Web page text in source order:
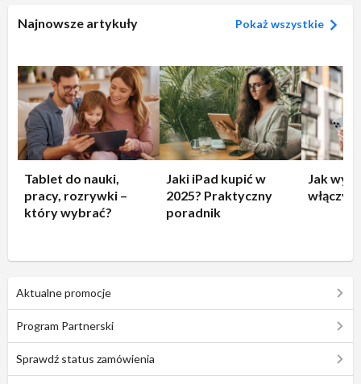
Najnowsze artykuły Pokaż wszystkie
Tablet do nauki,
pracy, rozrywki –
który wybrać?
Jaki iPad kupić w
2025? Praktyczny
poradnik
Jak
włączyć
Aktualne promocje
Program Partnerski
Sprawdź status zamówienia